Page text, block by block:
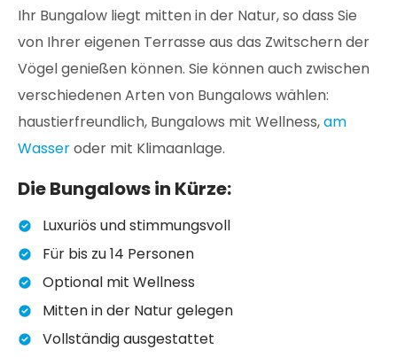
Ihr Bungalow liegt mitten in der Natur, so dass Sie
von Ihrer eigenen Terrasse aus das Zwitschern der
Vögel genießen können. Sie können auch zwischen
verschiedenen Arten von Bungalows wählen:
haustierfreundlich, Bungalows mit Wellness,am
Wasseroder mit Klimaanlage.
Die Bungalows in Kürze:
Luxuriös und stimmungsvoll
Für bis zu 14 Personen
Optional mit Wellness
Mitten in der Natur gelegen
Vollständig ausgestattet